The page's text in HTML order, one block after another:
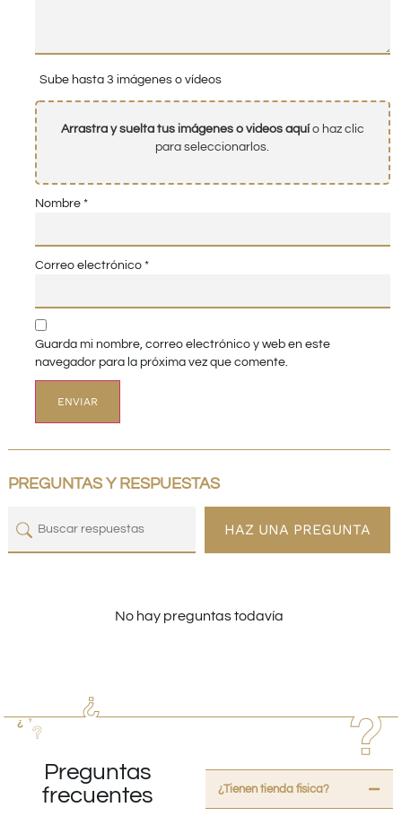
Sube hasta 3 imágenes o vídeos
Arrastra y suelta tus imágenes o videos aquío haz clic
para seleccionarlos.
Nombre *
Correo electrónico *
Guarda mi nombre, correo electrónico y web en este
navegador para la próxima vez que comente.
PREGUNTAS Y RESPUESTAS
HAZ UNA PREGUNTA
No hay preguntas todavía
Preguntas
frecuentes
¿Tienen tienda fisica?